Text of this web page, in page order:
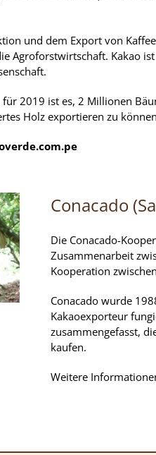
und dem Export von Kaffee
Agroforstwirtschaft. Kakao ist
2019 ist es, 2 Millionen
Holz exportieren zu
Conacado
Die Conacado-
Zusammenarbeit
Kooperation
Conacado wurde
Kakaoexporteur
zusammengefasst,
kaufen.
Weitere